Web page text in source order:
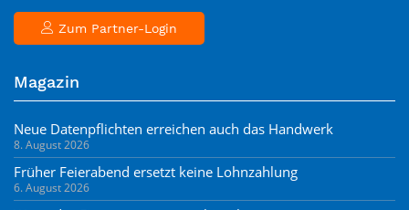
Zum Partner-Login
Magazin
Neue Datenpflichten erreichen auch das Handwerk
8. August 2026
Früher Feierabend ersetzt keine Lohnzahlung
6. August 2026